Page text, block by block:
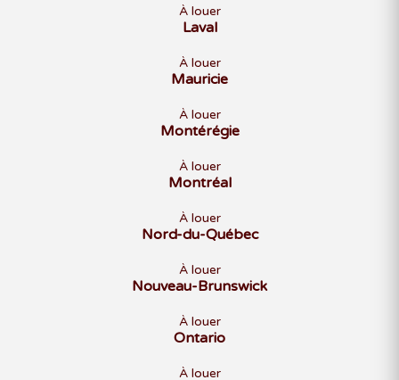
À louer
Laval
À louer
Mauricie
À louer
Montérégie
À louer
Montréal
À louer
Nord-du-Québec
À louer
Nouveau-Brunswick
À louer
Ontario
À louer